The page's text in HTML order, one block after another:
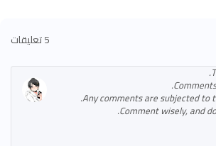
5 تعليقات
Any comments are subjected to
Comment wisely, and